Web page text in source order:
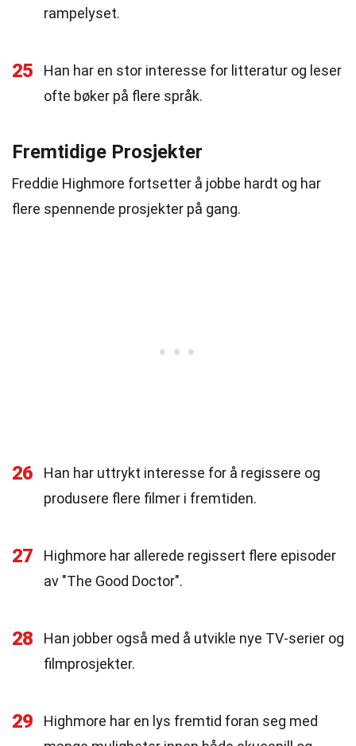
rampelyset.
25
Han har en stor interesse for litteratur og leser
ofte bøker på flere språk.
Fremtidige Prosjekter
Freddie Highmore fortsetter å jobbe hardt og har
flere spennende prosjekter på gang.
26
Han har uttrykt interesse for å regissere og
produsere flere filmer i fremtiden.
27
Highmore har allerede regissert flere episoder
av "The Good Doctor".
28
Han jobber også med å utvikle nye TV-serier og
filmprosjekter.
29
Highmore har en lys fremtid foran seg med